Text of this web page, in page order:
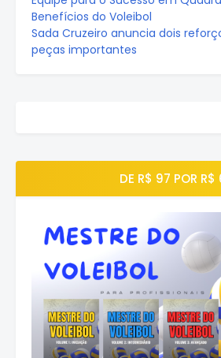
Benefícios do Voleibol
Sada Cruzeiro anuncia dois
peças importantes
DE R$ 97 POR R$